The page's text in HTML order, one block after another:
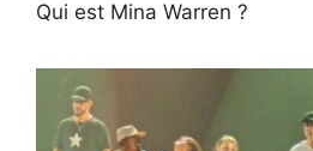
Qui est Mina Warren ?